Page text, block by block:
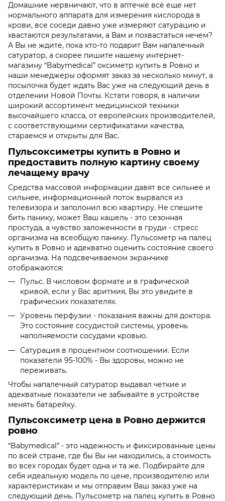
Домашние нервничают, что в аптечке всё еще нет
нормального аппарата для измерения кислорода в
крови, все соседи давно уже измеряют сатурацию и
хвастаются результатами, а Вам и похвастаться нечем?
А Вы не ждите, пока кто-то подарит Вам напалечный
сатуратор, а скорее пишите нашему интернет-
магазину “Babymedical” оксиметр купить в Ровно и
наши менеджеры оформят заказ за несколько минут, а
посылочка будет ждать Вас уже на следующий день в
отделении Новой Почты. Кстати говоря, в наличии
широкий ассортимент медицинской техники
высочайшего класса, от европейских производителей,
с соответствующими сертификатами качества,
стараемся и открыты для Вас.
Пульсоксиметры купить в Ровно и
предоставить полную картину своему
лечащему врачу
Средства массовой информации давят все сильнее и
сильнее, информационный поток вырвался из
телевизора и заполонил всю квартиру. Не спешите
бить панику, может Ваш кашель - это сезонная
простуда, а чувство заложенности в груди - стресс
организма на всеобщую панику. Пульсометр на палец
купить в Ровно и адекватно оценить состояние своего
организма. На подсвечиваемом экранчике
отображаются:
Пульс. В числовом формате и в графической
кривой, если у Вас аритмия, Вы это увидите в
графических показателях.
Уровень перфузии - показания важны для доктора.
Это состояние сосудистой системы, уровень
наполняемости сосудами кровью.
Сатурация в процентном соотношении. Если
показатели 95-100% - Вы здоровы, можно не
переживать.
Чтобы напалечный сатуратор выдавал четкие и
адекватные показатели не забывайте в устройстве
менять батарейку.
Пульсоксиметр цена в Ровно держится
ровно
“Babymedical” - это надежность и фиксированные цены
по всей стране, где бы Вы ни находились, а стоимость
во всех городах будет одна и та же. Подбирайте для
себя идеальную модель по цене, производителю или
характеристикам и мы отправим Ваш заказ уже на
следующий день. Пульсометр на палец купить в Ровно